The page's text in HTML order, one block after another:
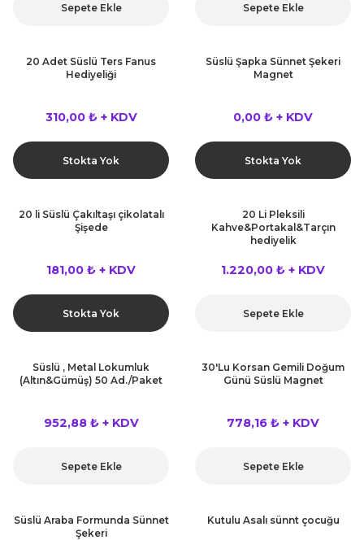
Malzemeleri
ve Dekor Maske
Sepete Ekle Sepete Ekle
20 Adet Süslü Ters Fanus
Hediyeliği
310,00 ₺ + KDV
Stokta Yok
Süslü Şapka Sünnet Şekeri
Magnet
0,00 ₺ + KDV
Stokta Yok
20 li Süslü Çakıltaşı çikolatalı
Şişede
181,00 ₺ + KDV
Stokta Yok
20 Li Pleksili
Kahve&Portakal&Tarçın
hediyelik
1.220,00 ₺ + KDV
Sepete Ekle
Süslü , Metal Lokumluk
(Altın&Gümüş) 50 Ad./Paket
952,88 ₺ + KDV
Sepete Ekle
30'Lu Korsan Gemili Doğum
Günü Süslü Magnet
778,16 ₺ + KDV
Sepete Ekle
Süslü Araba Formunda Sünnet
Şekeri
Kutulu Asalı sünnt çocuğu